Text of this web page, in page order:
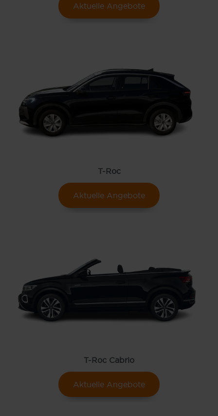
Aktuelle Angebote
T-Roc
Aktuelle Angebote
T-Roc Cabrio
Aktuelle Angebote